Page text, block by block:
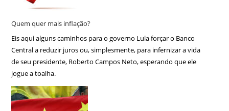
Quem quer mais inflação?
Eis aqui alguns caminhos para o governo Lula forçar o Banco
Central a reduzir juros ou, simplesmente, para infernizar a vida
de seu presidente, Roberto Campos Neto, esperando que ele
jogue a toalha.